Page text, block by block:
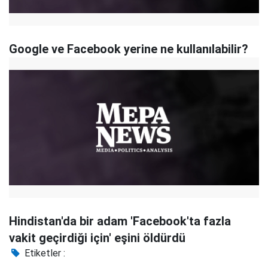
Google ve Facebook yerine ne kullanılabilir?
Hindistan'da bir adam 'Facebook'ta fazla
vakit geçirdiği için' eşini öldürdü
Etiketler :